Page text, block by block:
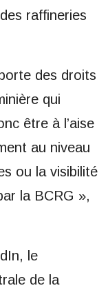
raffineries
des droits
qui
être à l’aise
au niveau
ou la visibilité
la BCRG »,
le
de la